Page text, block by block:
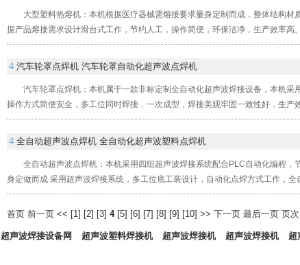
大型塑料热熔机：本机根据医疗器械需熔接要求量身定制而成，整体结构
据产品熔接需求设计滑台式工作，节约人工，操作简便，环保洁净，生产效率高
4 汽车轮罩点焊机 汽车轮罩自动化超声波点焊机
汽车轮罩点焊机：本机属于一款非标定制全自动化超声波焊接设备，本机
操作方式简便安全，多工位同时焊接，一次成型，焊接美观牢固一致性好，生产
4 全自动超声波点焊机 全自动化超声波塑料点焊机
全自动超声波点焊机：本机采用四组超声波焊接系统配合PLC自动化编程
身定做而成 采用超声波焊接系统，多工位底工装设计，自动化点焊方式工作，全
首页 前一页 << [1] [2] [3] 4[5] [6] [7] [8] [9] [10] >> 下一页 最后一页 页
超声波焊接设备网 超声波塑料焊接机 超声波焊接机 超声波焊接机 超